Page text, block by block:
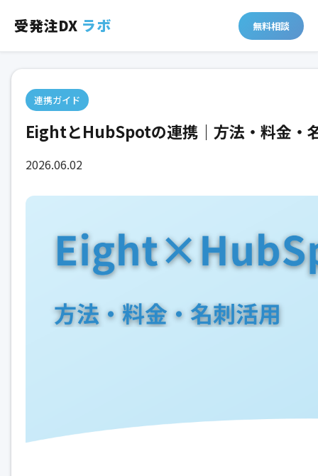
受発注DX ラボ 無料相談
連携ガイド
EightとHubSpotの連携｜方法・料金・
2026.06.02